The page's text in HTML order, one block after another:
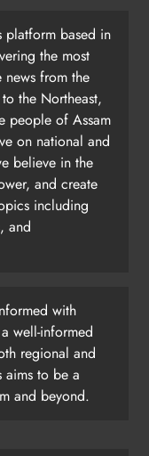
platform based in
the most
news from the
the Northeast,
people of Assam
on national and
believe in the
and create
including
and
with
well-informed
regional and
aims to be a
and beyond.